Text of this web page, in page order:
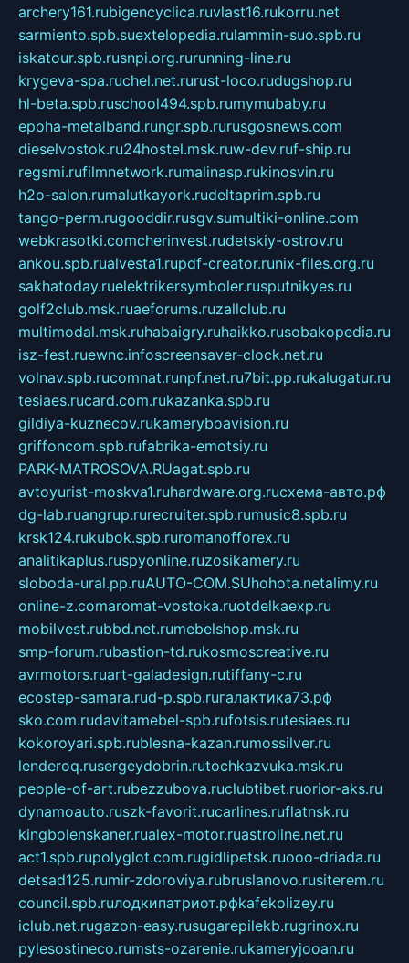
archery161.rubigencyclica.ruvlast16.rukorru.net
sarmiento.spb.suextelopedia.rulammin-suo.spb.ru
iskatour.spb.rusnpi.org.rurunning-line.ru
krygeva-spa.ruchel.net.rurust-loco.rudugshop.ru
hl-beta.spb.ruschool494.spb.rumymubaby.ru
epoha-metalband.rungr.spb.rurusgosnews.com
dieselvostok.ru24hostel.msk.ruw-dev.ruf-ship.ru
regsmi.rufilmnetwork.rumalinasp.rukinosvin.ru
h2o-salon.rumalutkayork.rudeltaprim.spb.ru
tango-perm.rugooddir.rusgv.sumultiki-online.com
webkrasotki.comcherinvest.rudetskiy-ostrov.ru
ankou.spb.rualvesta1.rupdf-creator.runix-files.org.ru
sakhatoday.ruelektrikersymboler.rusputnikyes.ru
golf2club.msk.ruaeforums.ruzallclub.ru
multimodal.msk.ruhabaigry.ruhaikko.rusobakopedia.ru
isz-fest.ruewnc.infoscreensaver-clock.net.ru
volnav.spb.rucomnat.runpf.net.ru7bit.pp.rukalugatur.ru
tesiaes.rucard.com.rukazanka.spb.ru
gildiya-kuznecov.rukameryboavision.ru
griffoncom.spb.rufabrika-emotsiy.ru
PARK-MATROSOVA.RUagat.spb.ru
avtoyurist-moskva1.ruhardware.org.ruсхема-авто.рф
dg-lab.ruangrup.rurecruiter.spb.rumusic8.spb.ru
krsk124.rukubok.spb.ruromanofforex.ru
analitikaplus.ruspyonline.ruzosikamery.ru
sloboda-ural.pp.ruAUTO-COM.SUhohota.netalimy.ru
online-z.comaromat-vostoka.ruotdelkaexp.ru
mobilvest.rubbd.net.rumebelshop.msk.ru
smp-forum.rubastion-td.rukosmoscreative.ru
avrmotors.ruart-galadesign.rutiffany-c.ru
ecostep-samara.rud-p.spb.ruгалактика73.рф
sko.com.rudavitamebel-spb.rufotsis.rutesiaes.ru
kokoroyari.spb.rublesna-kazan.rumossilver.ru
lenderoq.rusergeydobrin.rutochkazvuka.msk.ru
people-of-art.rubezzubova.ruclubtibet.ruorior-aks.ru
dynamoauto.ruszk-favorit.rucarlines.ruflatnsk.ru
kingbolenskaner.rualex-motor.ruastroline.net.ru
act1.spb.rupolyglot.com.rugidlipetsk.ruooo-driada.ru
detsad125.rumir-zdoroviya.rubruslanovo.rusiterem.ru
council.spb.ruлодкипатриот.рфkafekolizey.ru
iclub.net.rugazon-easy.rusugarepilekb.rugrinox.ru
pylesostineco.rumsts-ozarenie.rukameryjooan.ru